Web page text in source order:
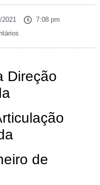
2021
7:08 pm
Direção
de